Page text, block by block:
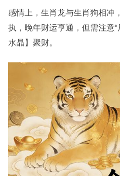
感情上，生肖龙与生肖狗相冲
执，晚年财运亨通，但需注意
水晶】聚财。